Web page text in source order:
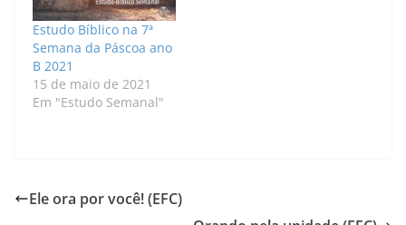
Estudo Bíblico na 7ª
Semana da Páscoa ano
B 2021
15 de maio de 2021
Em "Estudo Semanal"
Ele ora por você! (EFC)